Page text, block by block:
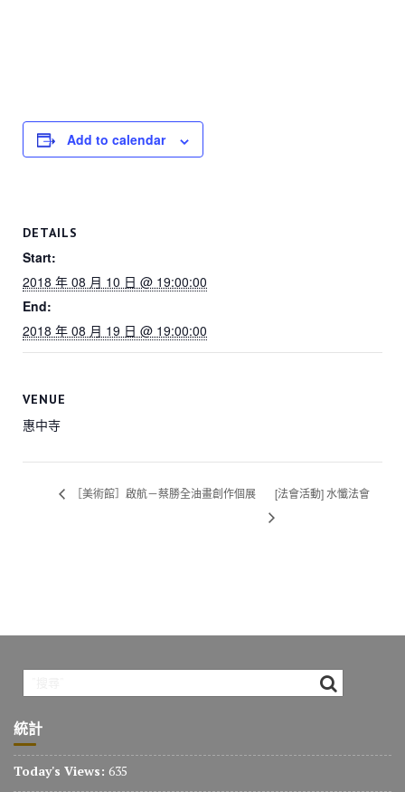
Add to calendar
DETAILS
Start:
2018 年 08 月 10 日 @ 19:00:00
End:
2018 年 08 月 19 日 @ 19:00:00
VENUE
惠中寺
［美術館］啟航－蔡勝全油畫創作個展 [法會活動] 水懺法會
統計
Today's Views: 635